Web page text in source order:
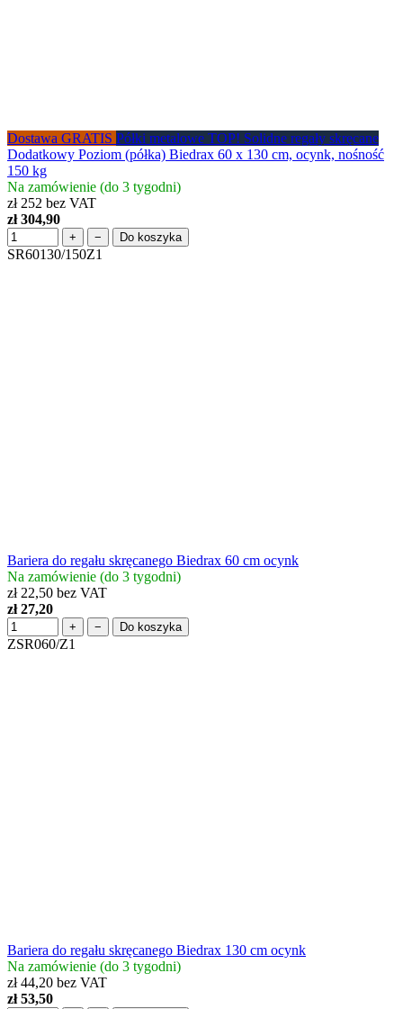
Dostawa GRATIS Półki metalowe TOP! Solidne regały skręcane
Dodatkowy Poziom (półka) Biedrax 60 x 130 cm, ocynk, nośność
150 kg
Na zamówienie (do 3 tygodni)
zł 252 bez VAT
zł 304,90
+ − Do koszyka
SR60130/150Z1
Bariera do regału skręcanego Biedrax 60 cm ocynk
Na zamówienie (do 3 tygodni)
zł 22,50 bez VAT
zł 27,20
+ − Do koszyka
ZSR060/Z1
Bariera do regału skręcanego Biedrax 130 cm ocynk
Na zamówienie (do 3 tygodni)
zł 44,20 bez VAT
zł 53,50